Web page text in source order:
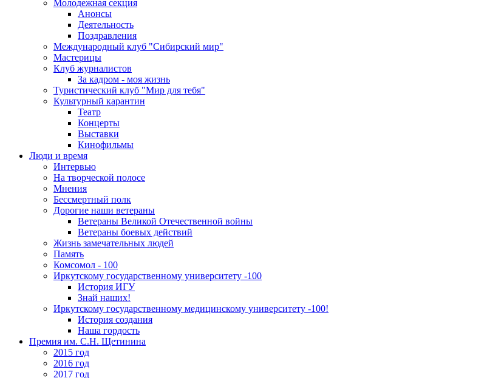
Молодежная секция
Анонсы
Деятельность
Поздравления
Международный клуб "Сибирский мир"
Мастерицы
Клуб журналистов
За кадром - моя жизнь
Туристический клуб "Мир для тебя"
Культурный карантин
Театр
Концерты
Выставки
Кинофильмы
Люди и время
Интервью
На творческой полосе
Мнения
Бессмертный полк
Дорогие наши ветераны
Ветераны Великой Отечественной войны
Ветераны боевых действий
Жизнь замечательных людей
Память
Комсомол - 100
Иркутскому государственному университету -100
История ИГУ
Знай наших!
Иркутскому государственному медицинскому университету -100!
История создания
Наша гордость
Премия им. С.Н. Щетинина
2015 год
2016 год
2017 год